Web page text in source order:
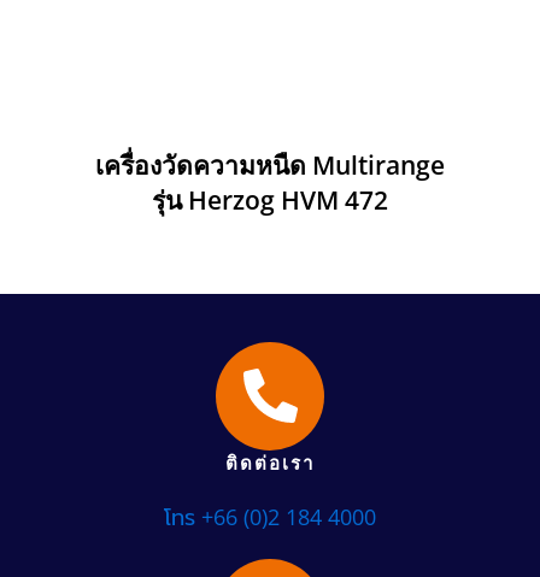
เครื่องวัดความหนืด Multirange
รุ่น Herzog HVM 472
ติดต่อเรา
โทร +66 (0)2 184 4000